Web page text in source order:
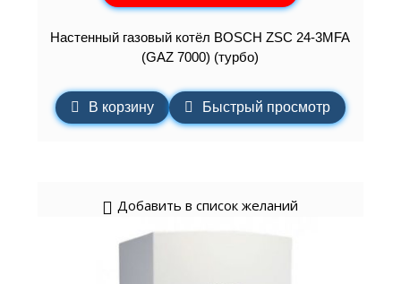
Настенный газовый котёл BOSCH ZSC 24-3MFA
(GAZ 7000) (турбо)
В корзину Быстрый просмотр
Добавить в список желаний